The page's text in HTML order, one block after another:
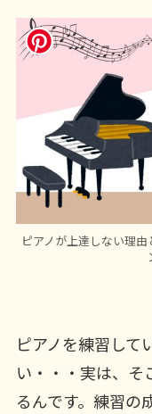
ピアノが上達しない理
ピアノを練習して
い・・・実は、そ
るんです。練習の